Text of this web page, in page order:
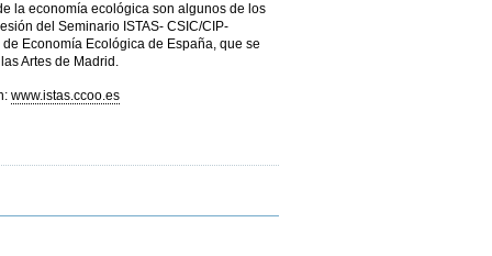
la economía ecológica son algunos de los
del Seminario ISTAS- CSIC/CIP-
Economía Ecológica de España, que se
Artes de Madrid.
www.istas.ccoo.es